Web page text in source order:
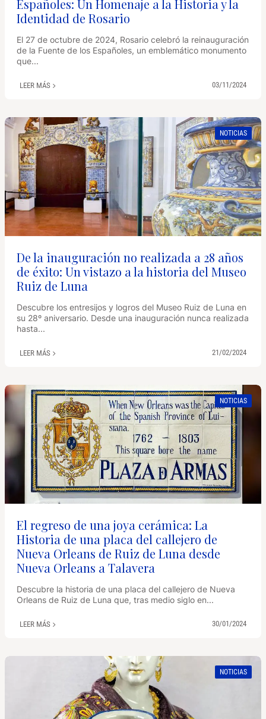
Españoles: Un Homenaje a la Historia y la
Identidad de Rosario
El 27 de octubre de 2024, Rosario celebró la reinauguración
de la Fuente de los Españoles, un emblemático monumento
que...
LEER MÁS 03/11/2024
NOTICIAS
De la inauguración no realizada a 28 años
de éxito: Un vistazo a la historia del Museo
Ruiz de Luna
Descubre los entresijos y logros del Museo Ruiz de Luna en
su 28º aniversario. Desde una inauguración nunca realizada
hasta...
LEER MÁS 21/02/2024
NOTICIAS
El regreso de una joya cerámica: La
Historia de una placa del callejero de
Nueva Orleans de Ruiz de Luna desde
Nueva Orleans a Talavera
Descubre la historia de una placa del callejero de Nueva
Orleans de Ruiz de Luna que, tras medio siglo en...
LEER MÁS 30/01/2024
NOTICIAS